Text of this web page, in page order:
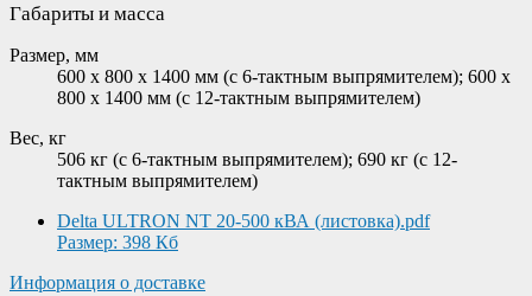
Габариты и масса
Размер, мм
600 x 800 x 1400 мм (с 6-тактным выпрямителем); 600 x
800 x 1400 мм (с 12-тактным выпрямителем)
Вес, кг
506 кг (с 6-тактным выпрямителем); 690 кг (с 12-
тактным выпрямителем)
Delta ULTRON NT 20-500 кВА (листовка).pdf
Размер: 398 Кб
Информация о доставке